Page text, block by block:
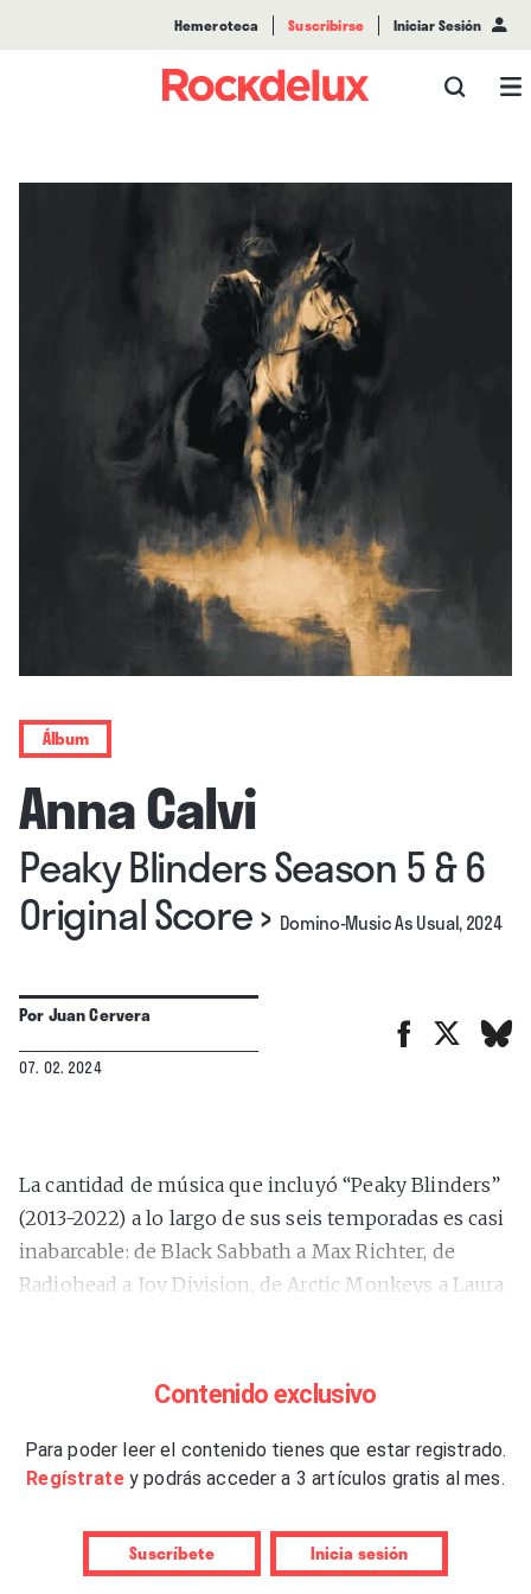
Hemeroteca Suscribirse Iniciar Sesión
Álbum
Anna Calvi
Peaky Blinders Season 5 & 6
Original Score› Domino-Music As Usual, 2024
PorJuan Cervera
07. 02. 2024
La cantidad de música que incluyó “Peaky Blinders”
(2013-2022) a lo largo de sus seis temporadas es casi
inabarcable: de Black Sabbath a Max Richter, de
Radiohead a Joy Division, de Arctic Monkeys a Laura
White Stripes a The Last Shadow Puppets… y, por
Hand” es el leitmotiv de las aventuras de Tommy
Shelby y la familia creada por Steven Knight.
intercaladas con diálogos de la serie– en la
compilación –doble CD y triple vinilo– publicado
Contenido exclusivo
Para poder leer el contenido tienes que estar registrado.
Regístrate y podrás acceder a 3 artículos gratis al mes.
Suscríbete Inicia sesión